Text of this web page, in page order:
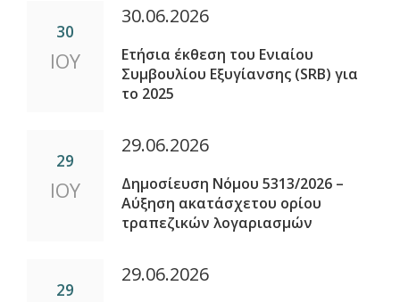
30
ΙΟΥ
30.06.2026
Ετήσια έκθεση του Ενιαίου
Συμβουλίου Εξυγίανσης (SRB) για
το 2025
29
ΙΟΥ
29.06.2026
Δημοσίευση Νόμου 5313/2026 –
Αύξηση ακατάσχετου ορίου
τραπεζικών λογαριασμών
29
29.06.2026